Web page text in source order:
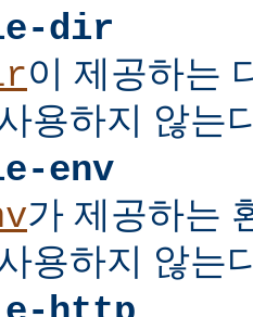
dir
이 제공하는
용하지 않는
env
가 제공하는
용하지 않는